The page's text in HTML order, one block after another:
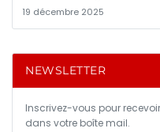
19 décembre 2025
NEWSLETTER
Inscrivez-vous pour
dans votre boîte mail.